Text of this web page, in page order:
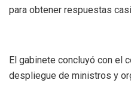
para obtener respuestas
El gabinete concluyó con el
despliegue de ministros y